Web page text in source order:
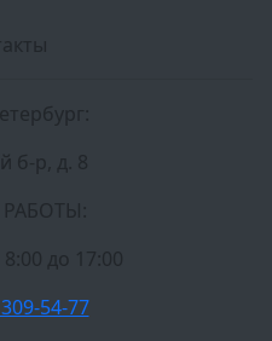
б-р, д. 8
до 17:00
54-77